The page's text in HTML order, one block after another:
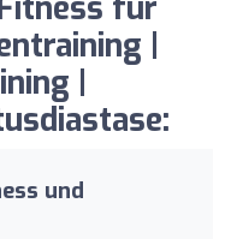
für
|
|
und